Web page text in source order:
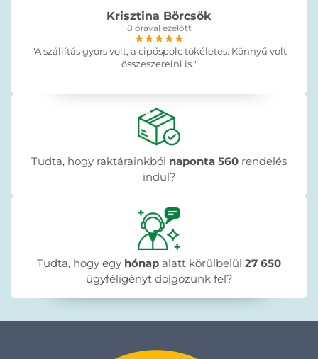
Krisztina Börcsök
8 órával ezelőtt
★★★★★
★★★★★
★★★★★
"A szállítás gyors volt, a cipőspolc tökéletes. Könnyű volt
összeszerelni is."
Tudta, hogy raktárainkból naponta 560 rendelés
indul?
Tudta, hogy egy hónap alatt körülbelül 27 650
ügyféligényt dolgozunk fel?